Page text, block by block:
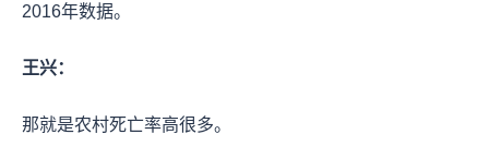
2016年数据。
王兴：
那就是农村死亡率高很多。